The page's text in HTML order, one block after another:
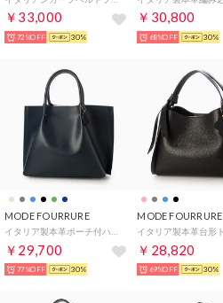
￥33,000
72%OFF 30%
￥30,800
68%OFF 30%
MODE FOURRURE
￥29,700
77%OFF 30%
MODE FOURRURE
￥28,820
69%OFF 30%